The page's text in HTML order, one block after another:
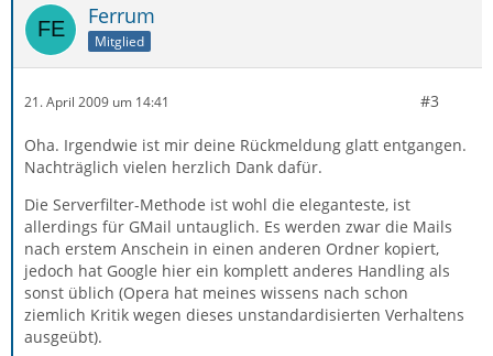
Ferrum
Mitglied
21. April 2009 um 14:41 #3
Oha. Irgendwie ist mir deine Rückmeldung glatt entgangen.
Nachträglich vielen herzlich Dank dafür.
Die Serverfilter-Methode ist wohl die eleganteste, ist
allerdings für GMail untauglich. Es werden zwar die Mails
nach erstem Anschein in einen anderen Ordner kopiert,
jedoch hat Google hier ein komplett anderes Handling als
sonst üblich (Opera hat meines wissens nach schon
ziemlich Kritik wegen dieses unstandardisierten Verhaltens
ausgeübt).